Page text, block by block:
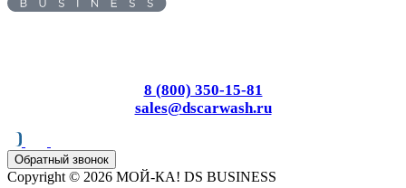
8 (800) 350-15-81
sales@dscarwash.ru
Обратный звонок
Copyright © 2026 МОЙ-КА! DS BUSINESS